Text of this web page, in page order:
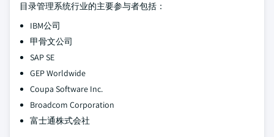
目录管理系统行业的主要参与者包括：
IBM公司
甲骨文公司
SAP SE
GEP Worldwide
Coupa Software Inc.
Broadcom Corporation
富士通株式会社